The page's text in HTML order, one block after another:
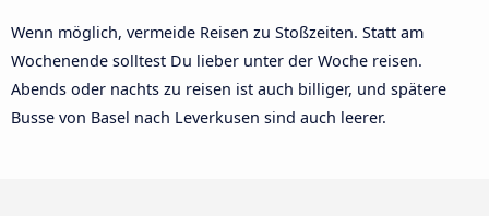
Wenn möglich, vermeide Reisen zu Stoßzeiten. Statt am
Wochenende solltest Du lieber unter der Woche reisen.
Abends oder nachts zu reisen ist auch billiger, und spätere
Busse von Basel nach Leverkusen sind auch leerer.